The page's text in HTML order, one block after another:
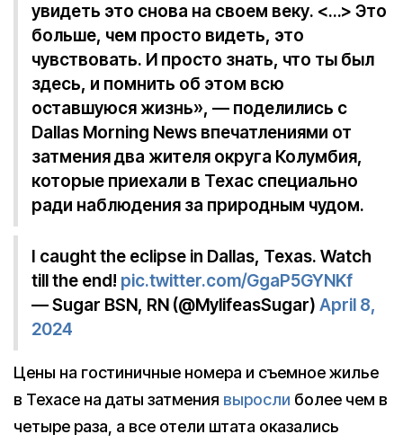
увидеть это снова на своем веку. <…> Это
больше, чем просто видеть, это
чувствовать. И просто знать, что ты был
здесь, и помнить об этом всю
оставшуюся жизнь», — поделились с
Dallas Morning News впечатлениями от
затмения два жителя округа Колумбия,
которые приехали в Техас специально
ради наблюдения за природным чудом.
I caught the eclipse in Dallas, Texas. Watch
till the end! pic.twitter.com/GgaP5GYNKf
— Sugar BSN, RN (@MylifeasSugar) April 8,
2024
Цены на гостиничные номера и съемное жилье
в Техасе на даты затмения выросли более чем в
четыре раза, а все отели штата оказались